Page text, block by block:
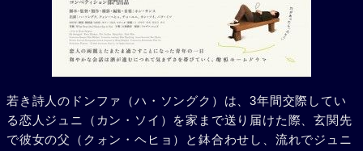
若き詩人のドンファ（ハ・ソングク）は、3年間交際してい
る恋人ジュニ（カン・ソイ）を家まで送り届けた際、玄関先
で彼女の父（クォン・ヘヒョ）と鉢合わせし、流れでジュニ